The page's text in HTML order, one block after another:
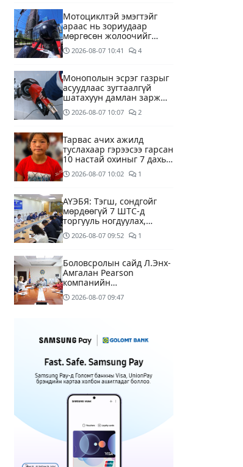
Мотоциклтэй эмэгтэйг
араас нь зориудаар
мөргөсөн жолоочийг
ажлаас нь чөлөөлжээ
2026-08-07 10:41 4
Монополын эсрэг газрыг
асуудлаас зугтаалгүй
шатахуун дамлан зарж
буй асуудалд хяналт
тавихыг үүрэгдэв
2026-08-07 10:07 2
Тарвас ачих ажилд
туслахаар гэрээсээ гарсан
10 настай охиныг 7 дахь
өдрөө хайж байна
2026-08-07 10:02 1
АҮЭБЯ: Тэгш, сондгойг
мөрдөөгүй 7 ШТС-д
торгууль ногдуулах,
тусгай зөвшөөрлийг нь
цуцлах хүртэл арга
2026-08-07 09:52 1
Боловсролын сайд Л.Энх-
Амгалан Pearson
компанийн
удирдлагуудтай уулзаж,
хамтын ажиллагааг
2026-08-07 09:47
дулаан байна
С.Амарсайхан: Дуусаагүй
барилгад урьдчилсан
байдлаар зөвшөөрөл
байхаар зохион
байгуулалт хий
МАРГААШ: Улаанбаатарт
29 хэм дулаан байна